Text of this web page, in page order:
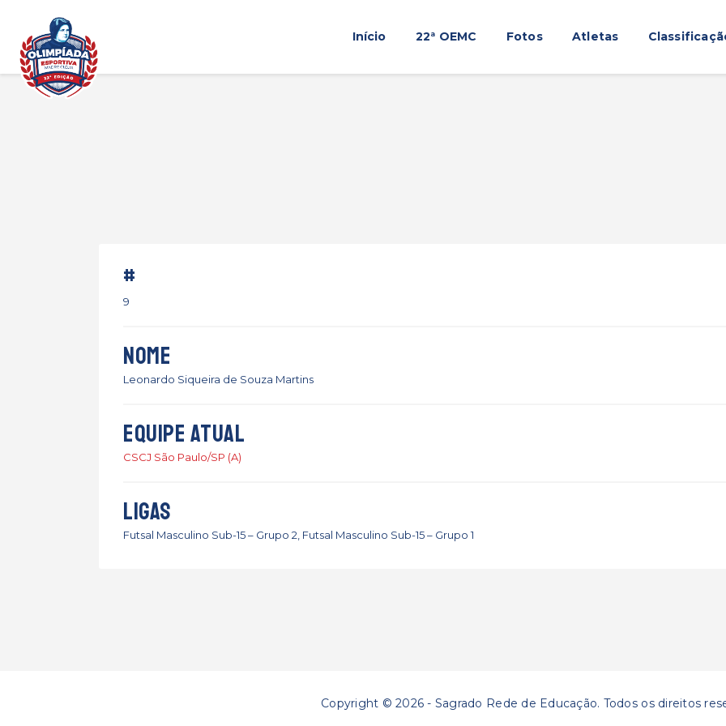
Início 22ª OEMC Fotos Atletas
22ª OEMC
Fotos
#
9
Nome
Leonardo Siqueira de Souza Martins
Equipe atual
CSCJ São Paulo/SP (A)
Ligas
Futsal Masculino Sub-15 – Grupo 2, Futsal Masculino Sub-15 – Grupo 1
Copyright © 2026 - Sagrado Rede de Educação. Todos os direitos